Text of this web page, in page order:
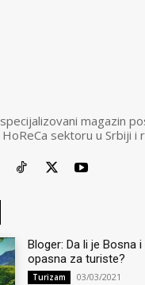
magazin
sektoru u Srbiji i
Bloger: Da li je Bosna
opasna za turiste?
Turizam 03/03/2021